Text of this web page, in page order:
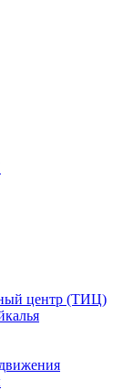
центр (ТИЦ)